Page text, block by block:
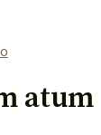
atum